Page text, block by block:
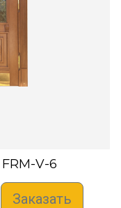
FRM-V-6
Заказать